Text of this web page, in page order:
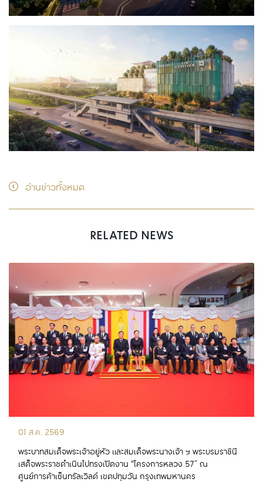
อ่านข่าวทั้งหมด
RELATED NEWS
01 ส.ค. 2569
พระบาทสมเด็จพระเจ้าอยู่หัว และสมเด็จพระนางเจ้า ฯ พระบรมราชินี
เสด็จพระราชดำเนินไปทรงเปิดงาน “โครงการหลวง 57” ณ
ศูนย์การค้าเซ็นทรัลเวิลด์ เขตปทุมวัน กรุงเทพมหานคร